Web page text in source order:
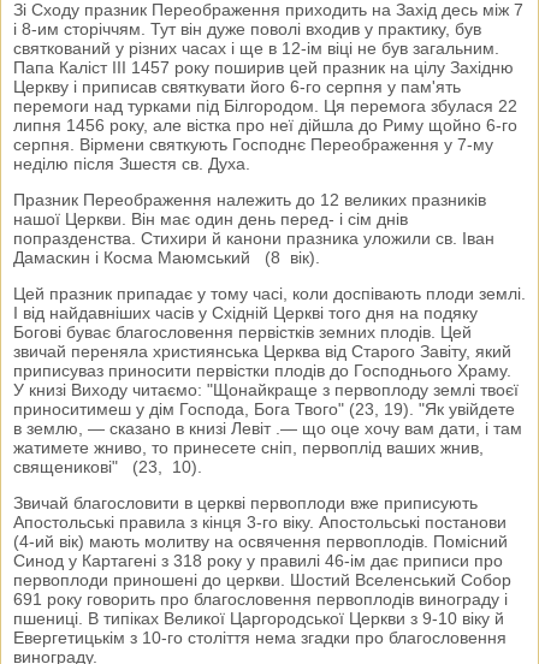
Зі Сходу празник Переображення приходить на Захід десь між 7
і 8-им сторіччям. Тут він дуже поволі входив у практику, був
святкований у різних часах і ще в 12-ім віці не був загальним.
Папа Каліст III 1457 року поширив цей празник на цілу Західню
Церкву і приписав святкувати його 6-го серпня у пам'ять
перемоги над турками під Білгородом. Ця перемога збулася 22
липня 1456 року, але вістка про неї дійшла до Риму щойно 6-го
серпня. Вірмени святкують Господнє Переображення у 7-му
неділю після Зшестя св. Духа.
Празник Переображення належить до 12 великих празників
нашої Церкви. Він має один день перед- і сім днів
попразденства. Стихири й канони празника уложили св. Іван
Дамаскин і Косма Маюмський (8 вік).
Цей празник припадає у тому часі, коли доспівають плоди землі.
І від найдавніших часів у Східній Церкві того дня на подяку
Богові буває благословення первістків земних плодів. Цей
звичай переняла християнська Церква від Старого Завіту, який
приписуваз приносити первістки плодів до Господнього Храму.
У книзі Виходу читаємо: "Щонайкраще з первоплоду землі твоєї
приноситимеш у дім Господа, Бога Твого" (23, 19). "Як увійдете
в землю, — сказано в книзі Левіт .— що оце хочу вам дати, і там
жатимете жниво, то принесете сніп, первоплід ваших жнив,
священикові" (23, 10).
Звичай благословити в церкві первоплоди вже приписують
Апостольські правила з кінця 3-го віку. Апостольські постанови
(4-ий вік) мають молитву на освячення первоплодів. Помісний
Синод у Картагені з 318 року у правилі 46-ім дає приписи про
первоплоди приношені до церкви. Шостий Вселенський Собор
691 року говорить про благословення первоплодів винограду і
пшениці. В типіках Великої Царгородської Церкви з 9-10 віку й
Евергетицькім з 10-го століття нема згадки про благословення
винограду.